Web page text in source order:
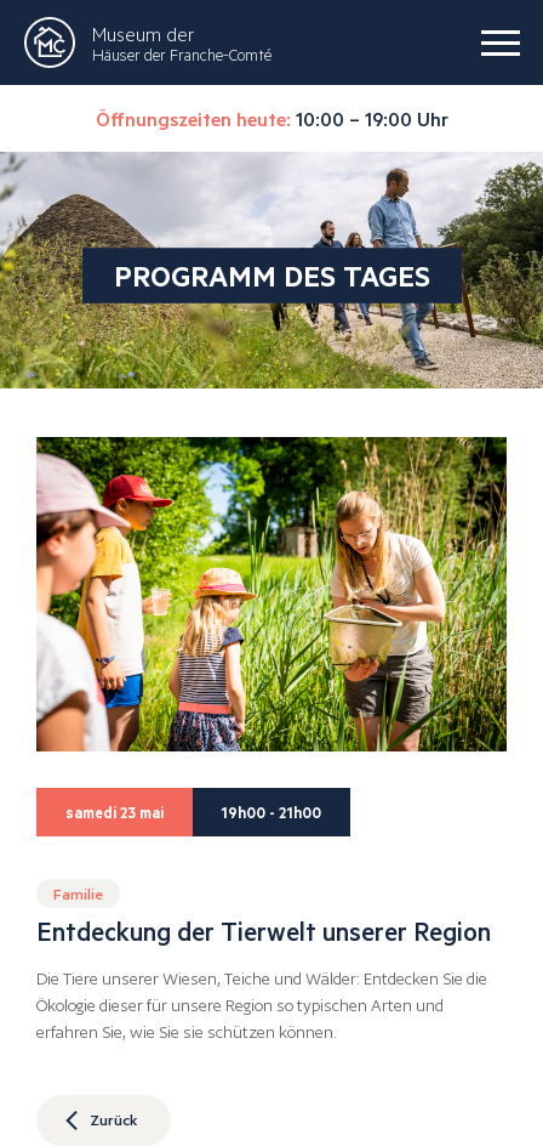
Museum der
Häuser der Franche-Comté
Öffnungszeiten heute: 10:00 – 19:00 Uhr
PROGRAMM DES TAGES
samedi 23 mai 19h00 - 21h00
Familie
Entdeckung der Tierwelt unserer Region
Die Tiere unserer Wiesen, Teiche und Wälder: Entdecken Sie die
Ökologie dieser für unsere Region so typischen Arten und
erfahren Sie, wie Sie sie schützen können.
Zurück